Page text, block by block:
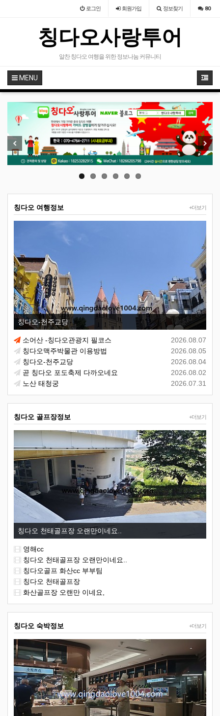
로그인 회원가입 정보찾기 80
칭다오사랑투어
알찬 칭다오 여행을 위한 정보나눔 커뮤니티
MENU
Previous Next
+더보기
칭다오 여행정보
칭다오-천주교당
2026.08.07
소어산 -칭다오관광지 필코스
2026.08.05
칭다오맥주박물관 이용방법
2026.08.04
칭다오-천주교당
2026.08.02
곧 칭다오 포도축제 다까오네요
2026.07.31
노산 태청궁
+더보기
칭다오 골프장정보
칭다오 천태골프장 오랜만이네요..
영해cc
칭다오 천태골프장 오랜만이네요..
칭다오골프 화산cc 부부팀
칭다오 천태골프장
화산골프장 오랜만 이네요,
+더보기
칭다오 숙박정보